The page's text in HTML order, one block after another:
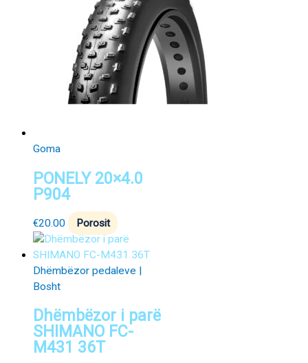
Goma
PONELY 20×4.0
P904
€20.00 Porosit
Dhëmbëzor pedaleve |
Bosht
Dhëmbëzor i parë
SHIMANO FC-
M431 36T